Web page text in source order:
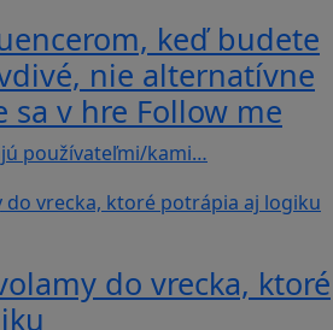
keď budete
nie alternatívne
sa v hre Follow me
používateľmi/kami…
do vrecka, ktoré